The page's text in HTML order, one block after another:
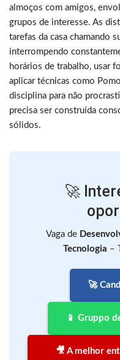
almoços com amigos,
grupos de interesse. As
tarefas da casa chamando
interrompendo
horários de trabalho, usar
aplicar técnicas como
disciplina para não
precisa ser construída
sólidos.
🚀
Vaga de
Tecnologia –
🚀
📱 Gruppo
🎥 A melhor